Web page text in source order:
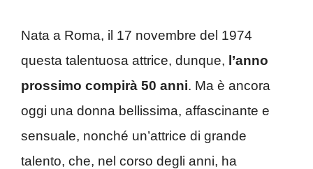
Nata a Roma, il 17 novembre del 1974
questa talentuosa attrice, dunque, l’anno
prossimo compirà 50 anni. Ma è ancora
oggi una donna bellissima, affascinante e
sensuale, nonché un’attrice di grande
talento, che, nel corso degli anni, ha